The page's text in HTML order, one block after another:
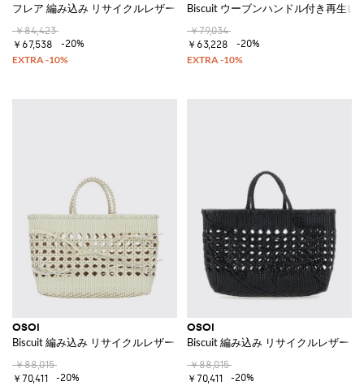
フレア 編み込み リサイクルレザー ロゴチャーム付き ショルダーバッグ
￥84,423
￥67,538
-20%
Biscuit ウーブンハンドル付き再生レ
￥79,034
￥63,228
-20%
OSOI
Biscuit 編み込み リサイクルレザー ダブルハンドル ハンドバッグ
￥88,015
￥70,411
-20%
OSOI
Biscuit 編み込み リサイクルレザー
￥88,015
￥70,411
-20%